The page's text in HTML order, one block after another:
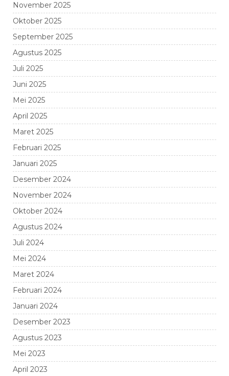
November 2025
Oktober 2025
September 2025
Agustus 2025
Juli 2025
Juni 2025
Mei 2025
April 2025
Maret 2025
Februari 2025
Januari 2025
Desember 2024
November 2024
Oktober 2024
Agustus 2024
Juli 2024
Mei 2024
Maret 2024
Februari 2024
Januari 2024
Desember 2023
Agustus 2023
Mei 2023
April 2023